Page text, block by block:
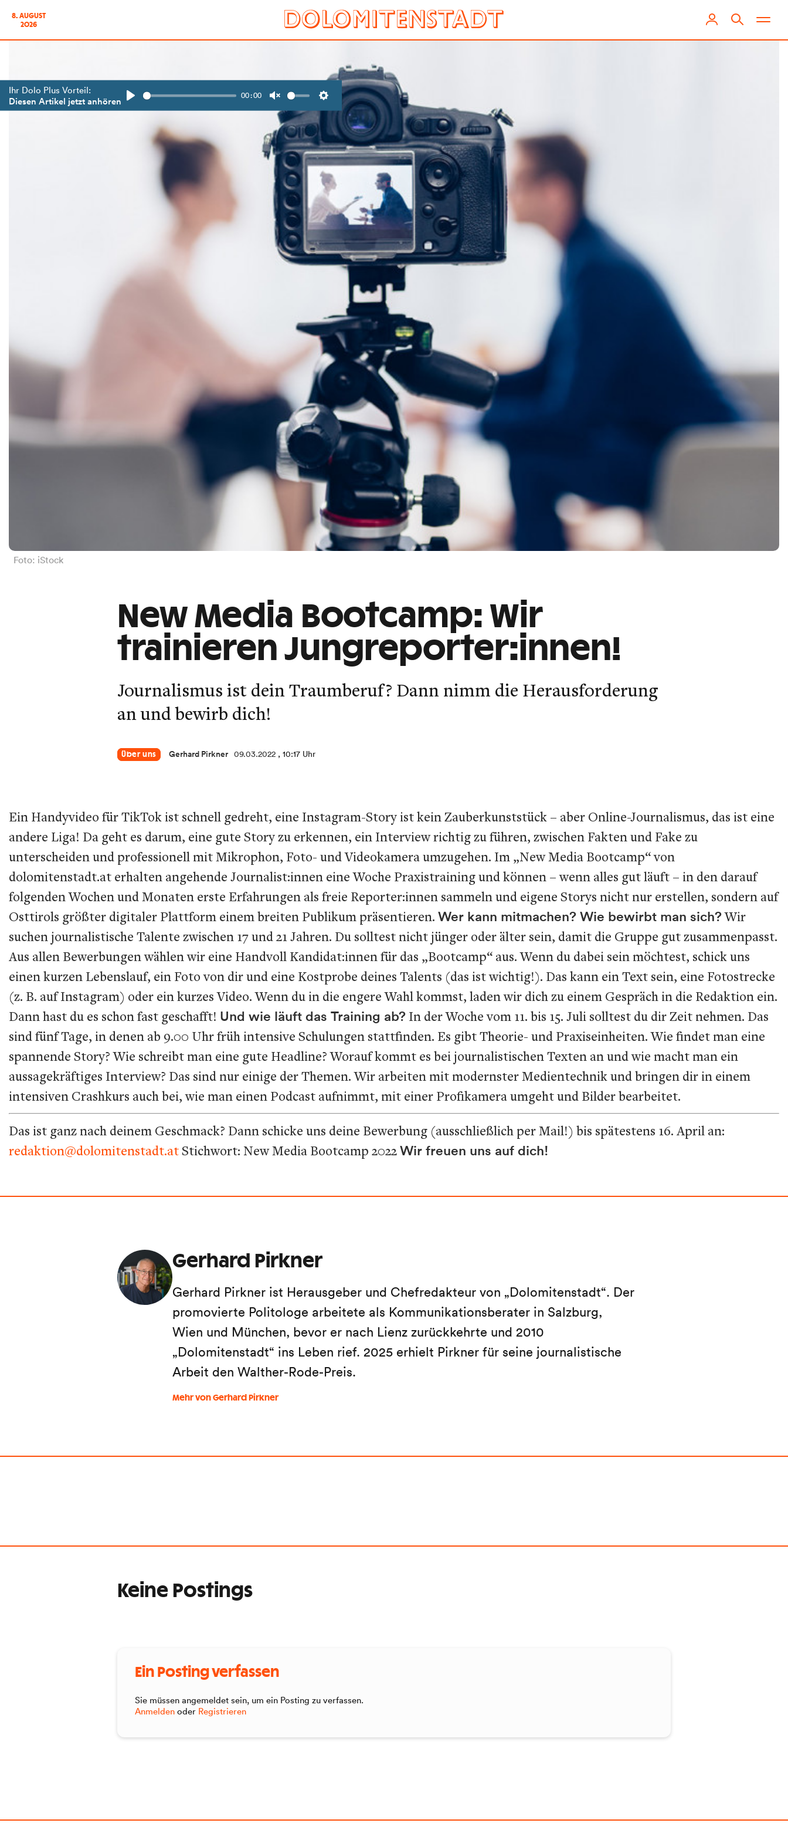
8. AUGUST
2026
Ihr Dolo Plus Vorteil:
Diesen Artikel jetzt anhören
Play
00:00
Unmute Settings
Foto: iStock
New Media Bootcamp: Wir
trainieren Jungreporter:innen!
Journalismus ist dein Traumberuf? Dann nimm die Herausforderung
an und bewirb dich!
Über uns Gerhard Pirkner 09.03.2022 , 10:17 Uhr
Ein Handyvideo für TikTok ist schnell gedreht, eine Instagram-Story ist kein Zauberkunststück – aber Online-Journalismus, das ist eine
andere Liga! Da geht es darum, eine gute Story zu erkennen, ein Interview richtig zu führen, zwischen Fakten und Fake zu
unterscheiden und professionell mit Mikrophon, Foto- und Videokamera umzugehen. Im „New Media Bootcamp“ von
dolomitenstadt.at erhalten angehende Journalist:innen eine Woche Praxistraining und können – wenn alles gut läuft – in den darauf
folgenden Wochen und Monaten erste Erfahrungen als freie Reporter:innen sammeln und eigene Storys nicht nur erstellen, sondern auf
Osttirols größter digitaler Plattform einem breiten Publikum präsentieren. Wer kann mitmachen? Wie bewirbt man sich?Wir
suchen journalistische Talente zwischen 17 und 21 Jahren. Du solltest nicht jünger oder älter sein, damit die Gruppe gut zusammenpasst.
Aus allen Bewerbungen wählen wir eine Handvoll Kandidat:innen für das „Bootcamp“ aus. Wenn du dabei sein möchtest, schick uns
einen kurzen Lebenslauf, ein Foto von dir und eine Kostprobe deines Talents (das ist wichtig!). Das kann ein Text sein, eine Fotostrecke
(z. B. auf Instagram) oder ein kurzes Video. Wenn du in die engere Wahl kommst, laden wir dich zu einem Gespräch in die Redaktion ein.
Dann hast du es schon fast geschafft! Und wie läuft das Training ab? In der Woche vom 11. bis 15. Juli solltest du dir Zeit nehmen. Das
sind fünf Tage, in denen ab 9.00 Uhr früh intensive Schulungen stattfinden. Es gibt Theorie- und Praxiseinheiten. Wie findet man eine
spannende Story? Wie schreibt man eine gute Headline? Worauf kommt es bei journalistischen Texten an und wie macht man ein
aussagekräftiges Interview? Das sind nur einige der Themen. Wir arbeiten mit modernster Medientechnik und bringen dir in einem
intensiven Crashkurs auch bei, wie man einen Podcast aufnimmt, mit einer Profikamera umgeht und Bilder bearbeitet.
Das ist ganz nach deinem Geschmack? Dann schicke uns deine Bewerbung (ausschließlich per Mail!) bis spätestens 16. April an:
redaktion@dolomitenstadt.atStichwort: New Media Bootcamp 2022Wir freuen uns auf dich!
Gerhard Pirkner
Gerhard Pirkner ist Herausgeber und Chefredakteur von „Dolomitenstadt“. Der
promovierte Politologe arbeitete als Kommunikationsberater in Salzburg,
Wien und München, bevor er nach Lienz zurückkehrte und 2010
„Dolomitenstadt“ ins Leben rief. 2025 erhielt Pirkner für seine journalistische
Arbeit den Walther-Rode-Preis.
Mehr von Gerhard Pirkner
Keine Postings
Ein Posting verfassen
Sie müssen angemeldet sein, um ein Posting zu verfassen.
Anmelden oder Registrieren